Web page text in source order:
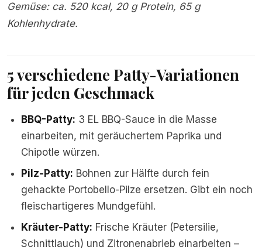
Gemüse: ca. 520 kcal, 20 g Protein, 65 g
Kohlenhydrate.
5 verschiedene Patty-Variationen
für jeden Geschmack
BBQ-Patty: 3 EL BBQ-Sauce in die Masse
einarbeiten, mit geräuchertem Paprika und
Chipotle würzen.
Pilz-Patty: Bohnen zur Hälfte durch fein
gehackte Portobello-Pilze ersetzen. Gibt ein noch
fleischartigeres Mundgefühl.
Kräuter-Patty: Frische Kräuter (Petersilie,
Schnittlauch) und Zitronenabrieb einarbeiten –